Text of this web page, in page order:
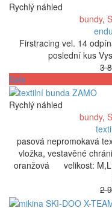
Rychlý náhled
bundy,
Firstracing vel. 14
poslední kus
3
Sale
Rychlý náhled
bundy,
pasová nepromokavá
vložka, vestavěné
oranžová velikost:
2